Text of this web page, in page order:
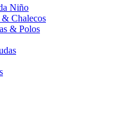
Niño
Chalecos
& Polos